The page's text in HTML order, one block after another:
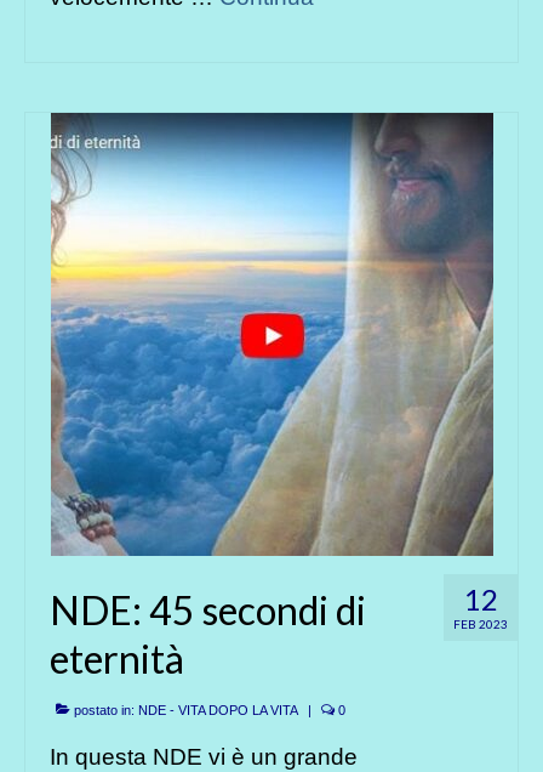
12
FEB 2023
NDE: 45 secondi di
eternità
postato in: NDE - VITA DOPO LA VITA | 0
In questa NDE vi è un grande